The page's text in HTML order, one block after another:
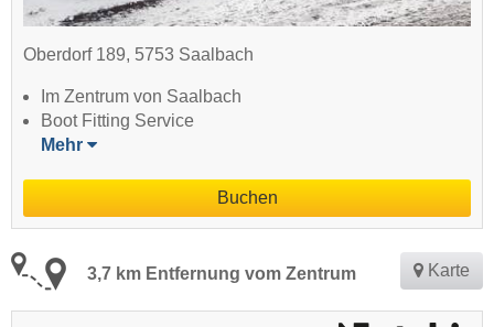
Oberdorf 189, 5753 Saalbach
Im Zentrum von Saalbach
Boot Fitting Service
Mehr
Buchen
3,7 km Entfernung vom Zentrum Karte